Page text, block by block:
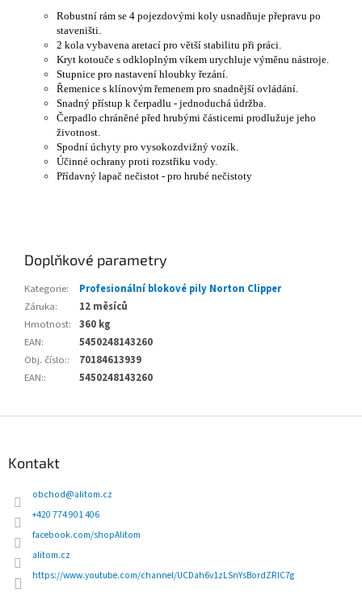
Robustní rám se 4 pojezdovými koly usnadňuje přepravu po
staveništi.
2 kola vybavena aretací pro větší stabilitu při práci.
Kryt kotouče s odkloplným víkem urychluje výměnu nástroje.
Stupnice pro nastavení hloubky řezání.
Řemenice s klínovým řemenem pro snadnější ovládání.
Snadný přístup k čerpadlu - jednoduchá údržba.
Čerpadlo chráněné před hrubými částicemi prodlužuje jeho
životnost.
Spodní úchyty pro vysokozdvižný vozík.
Účinné ochrany proti rozstřiku vody.
Přídavný lapač nečistot - pro hrubé nečistoty
Doplňkové parametry
Kategorie:
Profesionální blokové pily Norton Clipper
Záruka:
12 měsíců
Hmotnost:
360 kg
EAN:
5450248143260
Obj. číslo::
70184613939
EAN:: 5450248143260
Kontakt
obchod@alitom.cz
+420 774 901 406
facebook.com/shopAlitom
alitom.cz
https://www.youtube.com/channel/UCDah6v1zLSnYsBordZRlC7g